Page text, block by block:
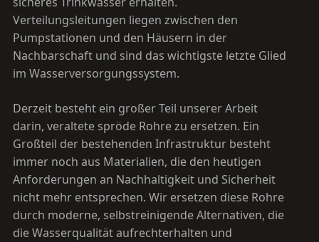
Verteilungsleitungen liegen zwischen den
Pumpstationen und den Häusern in der
Nachbarschaft und sind das wichtigste letzte Glied
im Wasserversorgungssystem.
Derzeit besteht ein großer Teil unserer Arbeit
darin, veraltete spröde Rohre zu ersetzen. Ein
Großteil der bestehenden Infrastruktur besteht
immer noch aus Materialien, die den heutigen
Anforderungen an Nachhaltigkeit und Sicherheit
nicht mehr entsprechen. Wir ersetzen diese Rohre
durch moderne, selbstreinigende Alternativen, die
die Wasserqualität aufrechterhalten und